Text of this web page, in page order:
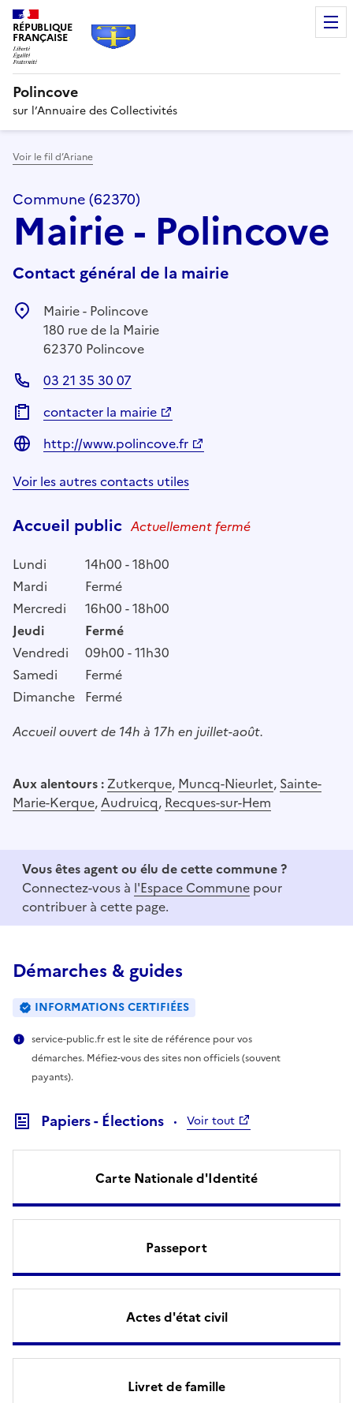
RÉPUBLIQUE
FRANÇAISE
Polincove
sur l’Annuaire des Collectivités
Voir le fil d’Ariane
Commune (62370)
Mairie - Polincove
Contact général de la mairie
Mairie - Polincove
180 rue de la Mairie
62370 Polincove
03 21 35 30 07
contacter la mairie
http://www.polincove.fr
Voir les autres contacts utiles
Accueil public Actuellement fermé
Lundi
14h00 - 18h00
Mardi
Fermé
Mercredi
16h00 - 18h00
Jeudi
Fermé
Vendredi
09h00 - 11h30
Samedi
Fermé
Dimanche Fermé
Accueil ouvert de 14h à 17h en juillet-août.
Aux alentours :Zutkerque, Muncq-Nieurlet, Sainte-
Marie-Kerque,Audruicq, Recques-sur-Hem
Vous êtes agent ou élu de cette commune ?
Connectez-vous à l'Espace Commune pour
contribuer à cette page.
Démarches & guides
INFORMATIONS CERTIFIÉES
service-public.fr est le site de référence pour vos
démarches. Méfiez-vous des sites non officiels (souvent
payants).
Papiers - Élections Voir tout
Carte Nationale d'Identité
Passeport
Actes d'état civil
Livret de famille